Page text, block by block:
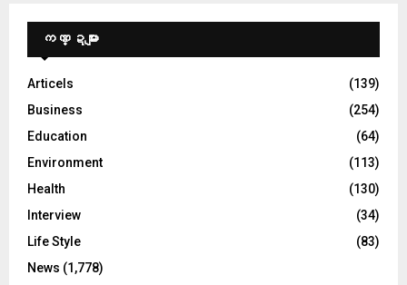
ကဏ္ဍများ
Articels
(139)
Business
(254)
Education
(64)
Environment
(113)
Health
(130)
Interview
(34)
Life Style
(83)
News (1,778)